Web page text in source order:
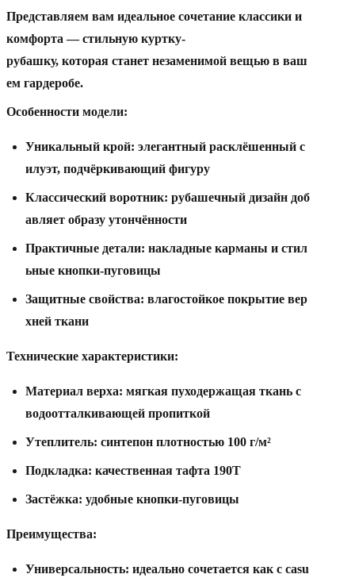
Представляем вам идеальное сочетание классики и
комфорта — стильную куртку-
рубашку, которая станет незаменимой вещью в ваш
ем гардеробе.
Особенности модели:
Уникальный крой: элегантный расклёшенный с
илуэт, подчёркивающий фигуру
Классический воротник: рубашечный дизайн доб
авляет образу утончённости
Практичные детали: накладные карманы и стил
ьные кнопки-пуговицы
Защитные свойства: влагостойкое покрытие вер
хней ткани
Технические характеристики:
Материал верха: мягкая пуходержащая ткань с
водоотталкивающей пропиткой
Утеплитель: синтепон плотностью 100 г/м²
Подкладка: качественная тафта 190T
Застёжка: удобные кнопки-пуговицы
Преимущества:
Универсальность: идеально сочетается как с casu